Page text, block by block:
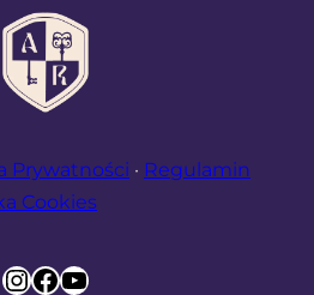
Prywatności · Regulamin
Cookies
Instagram
Facebook
YouTube